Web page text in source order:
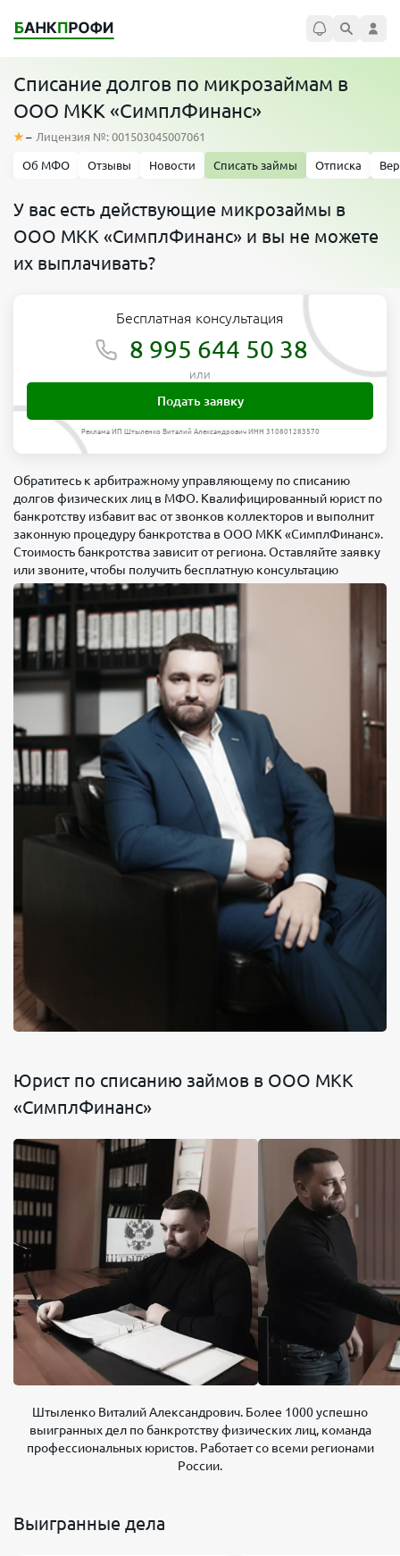
Списание долгов по микрозаймам в
ООО МКК «СимплФинанс»
– Лицензия №: 001503045007061
Об МФО Отзывы Новости Списать займы Отписка
У вас есть действующие микрозаймы в
ООО МКК «СимплФинанс» и вы не можете
их выплачивать?
Бесплатная консультация
8 995 644 50 38
или
Подать заявку
Реклама ИП Штыленко Виталий Александрович ИНН 310801283570
Обратитесь к арбитражному управляющему по списанию
долгов физических лиц в МФО. Квалифицированный юрист по
банкротству избавит вас от звонков коллекторов и выполнит
законную процедуру банкротства в ООО МКК «СимплФинанс».
Стоимость банкротства зависит от региона. Оставляйте заявку
или звоните, чтобы получить бесплатную консультацию
Юрист по списанию займов в ООО МКК
«СимплФинанс»
Штыленко Виталий Александрович. Более 1000 успешно
выигранных дел по банкротству физических лиц, команда
профессиональных юристов. Работает со всеми регионами
России.
Выигранные дела